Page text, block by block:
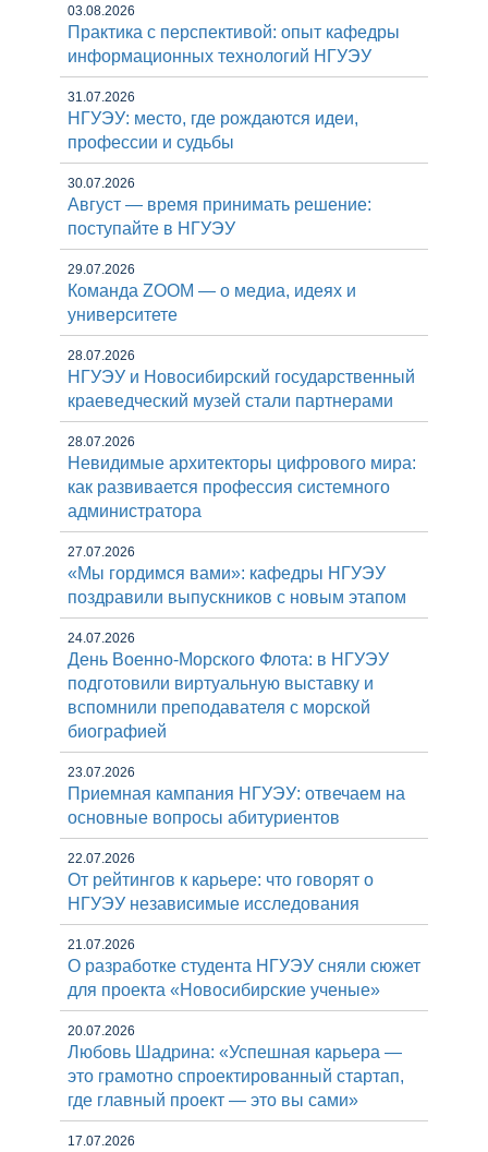
03.08.2026
Практика с перспективой: опыт кафедры
информационных технологий НГУЭУ
31.07.2026
НГУЭУ: место, где рождаются идеи,
профессии и судьбы
30.07.2026
Август — время принимать решение:
поступайте в НГУЭУ
29.07.2026
Команда ZOOM — о медиа, идеях и
университете
28.07.2026
НГУЭУ и Новосибирский государственный
краеведческий музей стали партнерами
28.07.2026
Невидимые архитекторы цифрового мира:
как развивается профессия системного
администратора
27.07.2026
«Мы гордимся вами»: кафедры НГУЭУ
поздравили выпускников с новым этапом
24.07.2026
День Военно-Морского Флота: в НГУЭУ
подготовили виртуальную выставку и
вспомнили преподавателя с морской
биографией
23.07.2026
Приемная кампания НГУЭУ: отвечаем на
основные вопросы абитуриентов
22.07.2026
От рейтингов к карьере: что говорят о
НГУЭУ независимые исследования
21.07.2026
О разработке студента НГУЭУ сняли сюжет
для проекта «Новосибирские ученые»
20.07.2026
Любовь Шадрина: «Успешная карьера —
это грамотно спроектированный стартап,
где главный проект — это вы сами»
17.07.2026